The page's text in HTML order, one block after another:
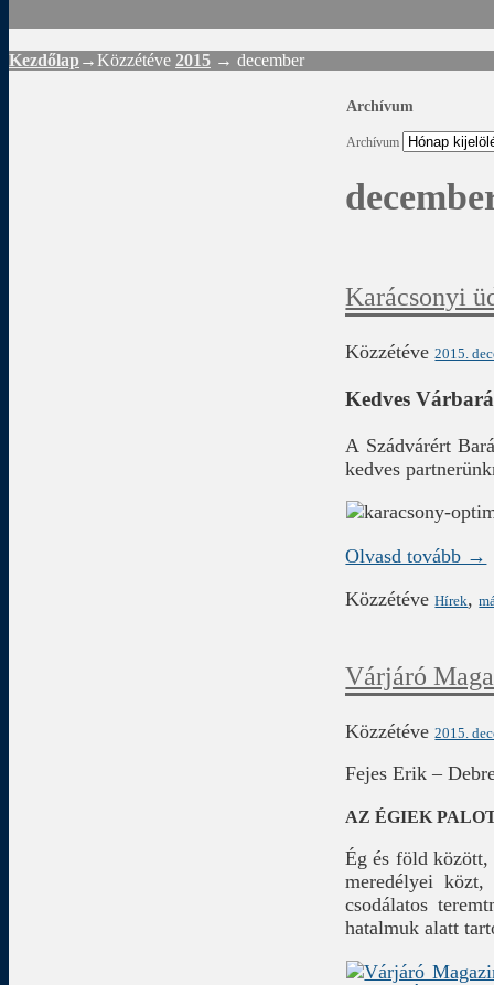
Kezdőlap →Közzétéve 2015 → december
Archívum
Archívum
Karácsonyi
Közzétéve2015.
Kedves
A Szádvárért
kedves
Olvasd tovább →
Közzétéve Hírek,
Várjáró
Közzétéve2015.
Fejes Erik –
AZ ÉGIEK
Ég és föld között,
meredélyei
csodálatos
hatalmuk alatt